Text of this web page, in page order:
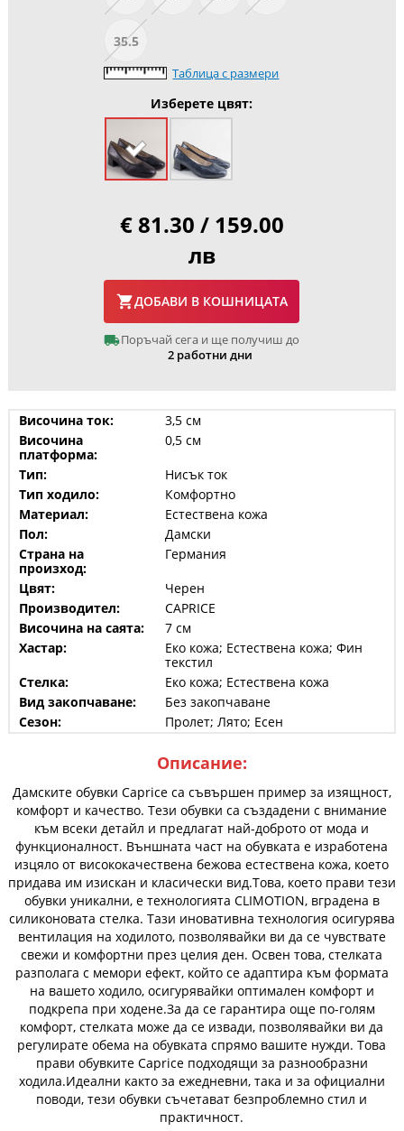
35.5
Таблица с размери
Изберете цвят:
€ 81.30 / 159.00
лв
ДОБАВИ В КОШНИЦАТА
Поръчай сега и ще получиш до
2 работни дни
Височина ток:
3,5 см
Височина
платформа:
0,5 см
Тип:
Нисък ток
Тип ходило:
Комфортно
Материал:
Естествена кожа
Пол:
Дамски
Страна на
произход:
Германия
Цвят:
Черен
Производител:
CAPRICE
Височина на саята:
7 см
Хастар:
Еко кожа; Естествена кожа; Фин
текстил
Стелка:
Еко кожа; Естествена кожа
Вид закопчаване:
Без закопчаване
Сезон:
Пролет; Лято; Есен
Описание:
Дамските обувки Caprice са съвършен пример за изящност,
комфорт и качество. Тези обувки са създадени с внимание
към всеки детайл и предлагат най-доброто от мода и
функционалност. Външната част на обувката е изработена
изцяло от висококачествена бежова естествена кожа, което
придава им изискан и класически вид.Това, което прави тези
обувки уникални, е технологията CLIMOTION, вградена в
силиконовата стелка. Тази иновативна технология осигурява
вентилация на ходилото, позволявайки ви да се чувствате
свежи и комфортни през целия ден. Освен това, стелката
разполага с мемори ефект, който се адаптира към формата
на вашето ходило, осигурявайки оптимален комфорт и
подкрепа при ходене.За да се гарантира още по-голям
комфорт, стелката може да се извади, позволявайки ви да
регулирате обема на обувката спрямо вашите нужди. Това
прави обувките Caprice подходящи за разнообразни
ходила.Идеални както за ежедневни, така и за официални
поводи, тези обувки съчетават безпроблемно стил и
практичност.